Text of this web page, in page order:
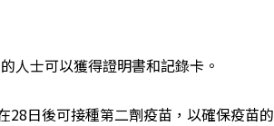
人士可以獲得證明書和記錄卡。
28日後可接種第二劑疫苗，以確保疫苗的